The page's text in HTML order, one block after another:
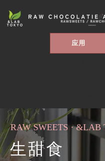
应用
RAW SWEETS · &LAB
生甜食